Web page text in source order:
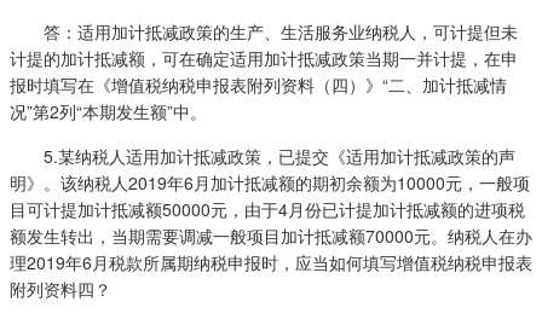
答：适用加计抵减政策的生产、生活服务业纳税人，可计提但未
计提的加计抵减额，可在确定适用加计抵减政策当期一并计提，在申
报时填写在《增值税纳税申报表附列资料（四）》“二、加计抵减情
况”第2列“本期发生额”中。
5.某纳税人适用加计抵减政策，已提交《适用加计抵减政策的声
明》。该纳税人2019年6月加计抵减额的期初余额为10000元，一般项
目可计提加计抵减额50000元，由于4月份已计提加计抵减额的进项税
额发生转出，当期需要调减一般项目加计抵减额70000元。纳税人在办
理2019年6月税款所属期纳税申报时，应当如何填写增值税纳税申报表
附列资料四？